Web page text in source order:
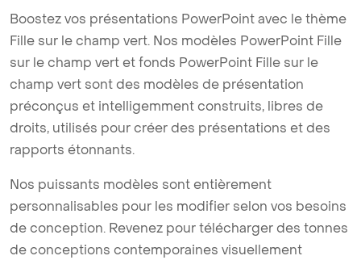
Boostez vos présentations PowerPoint avec le thème
Fille sur le champ vert. Nos modèles PowerPoint Fille
sur le champ vert et fonds PowerPoint Fille sur le
champ vert sont des modèles de présentation
préconçus et intelligemment construits, libres de
droits, utilisés pour créer des présentations et des
rapports étonnants.
Nos puissants modèles sont entièrement
personnalisables pour les modifier selon vos besoins
de conception. Revenez pour télécharger des tonnes
de conceptions contemporaines visuellement